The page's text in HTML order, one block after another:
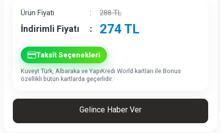
Ürün Fiyatı : 288TL
İndirimli Fiyatı : 274 TL
Taksit Seçenekleri
Kuveyt Türk, Albaraka ve YapıKredi World kartları ile Bonus
özellikli bütün kartlarda geçerlidir.
Gelince Haber Ver